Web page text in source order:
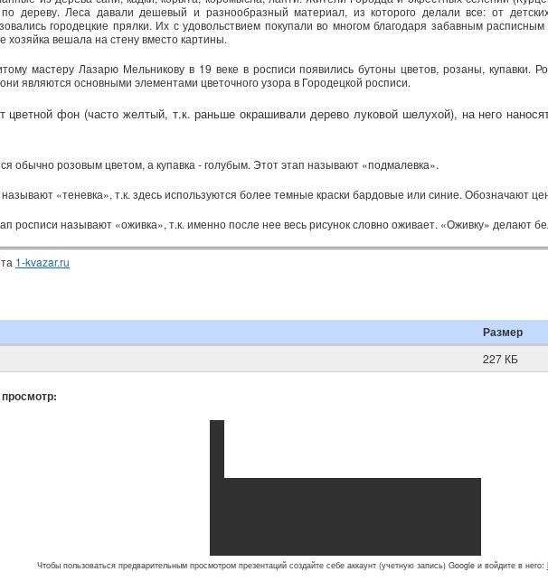
по дереву. Леса давали дешевый и разнообразный материал, из которого делали все: от
городецкие прялки. Их с удовольствием покупали во многом благодаря забавным
хозяйка вешала на стену вместо картины.
мастеру Лазарю Мельникову в 19 веке в росписи появились бутоны цветов, розаны, купавки.
являются основными элементами цветочного узора в Городецкой росписи.
цветной фон (часто желтый, т.к. раньше окрашивали дерево луковой шелухой), на него
обычно розовым цветом, а купавка - голубым. Этот этап называют «подмалевка».
«теневка», т.к. здесь используются более темные краски бардовые или синие. Обозначают
росписи называют «оживка», т.к. именно после нее весь рисунок словно оживает. «Оживку» делают
1-kvazar.ru
Размер
227 КБ
Чтобы пользоваться предварительным просмотром презентаций создайте себе аккаунт (учетную запись) Google и войдите в него: